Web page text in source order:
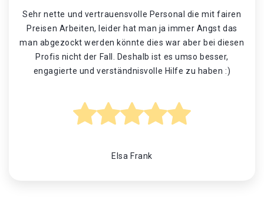
Sehr nette und vertrauensvolle Personal die mit fairen
Preisen Arbeiten, leider hat man ja immer Angst das
man abgezockt werden könnte dies war aber bei diesen
Profis nicht der Fall. Deshalb ist es umso besser,
engagierte und verständnisvolle Hilfe zu haben :)
Elsa Frank